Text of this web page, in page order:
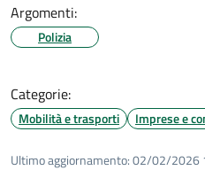
Argomenti:
Polizia
Categorie:
Mobilità e trasporti Imprese e
Ultimo aggiornamento:02/02/2026